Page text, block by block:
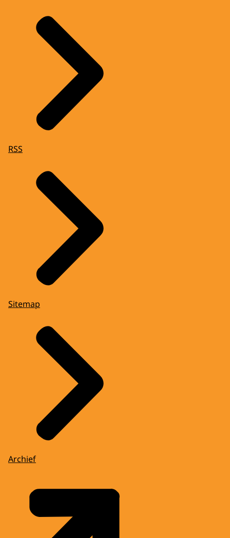
RSS
Sitemap
Archief